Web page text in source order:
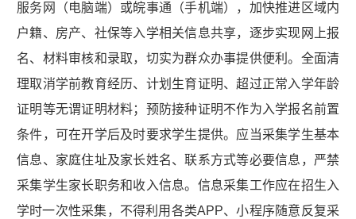
服务网（电脑端）或皖事通（手机端），加快推进区域内
户籍、房产、社保等入学相关信息共享，逐步实现网上报
名、材料审核和录取，切实为群众办事提供便利。全面清
理取消学前教育经历、计划生育证明、超过正常入学年龄
证明等无谓证明材料；预防接种证明不作为入学报名前置
条件，可在开学后及时要求学生提供。应当采集学生基本
信息、家庭住址及家长姓名、联系方式等必要信息，严禁
采集学生家长职务和收入信息。信息采集工作应在招生入
学时一次性采集，不得利用各类APP、小程序随意反复采